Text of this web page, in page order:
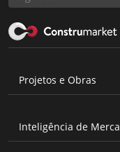
Projetos e Obras
Inteligência de